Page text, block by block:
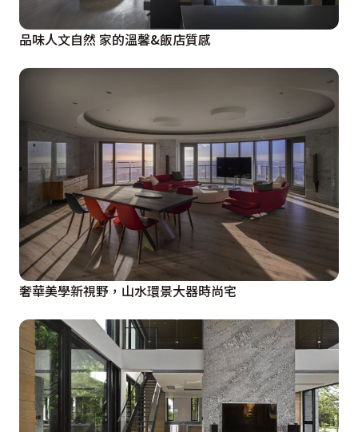
品味人文自然 家的溫馨&飯店質感
奢華美學新視野，山水環景大器時尚宅